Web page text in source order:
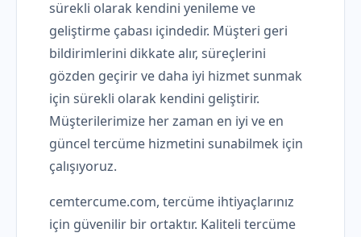
sürekli olarak kendini yenileme ve
geliştirme çabası içindedir. Müşteri geri
bildirimlerini dikkate alır, süreçlerini
gözden geçirir ve daha iyi hizmet sunmak
için sürekli olarak kendini geliştirir.
Müşterilerimize her zaman en iyi ve en
güncel tercüme hizmetini sunabilmek için
çalışıyoruz.
cemtercume.com, tercüme ihtiyaçlarınız
için güvenilir bir ortaktır. Kaliteli tercüme